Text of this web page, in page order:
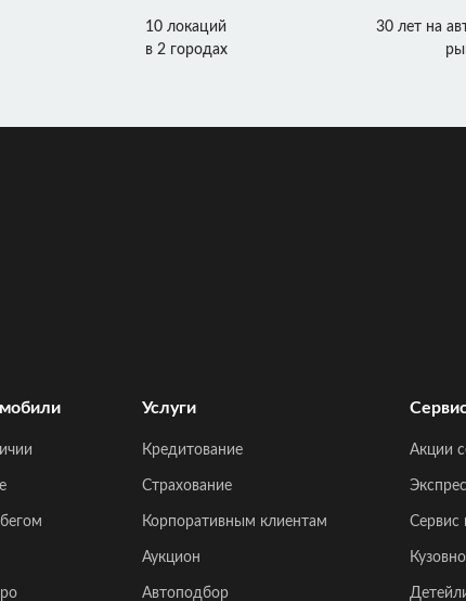
10 локаций
в 2 городах
30 лет на
Услуги
Кредитование
Страхование
Корпоративным клиентам
Аукцион
Автоподбор
Акции
Сервис